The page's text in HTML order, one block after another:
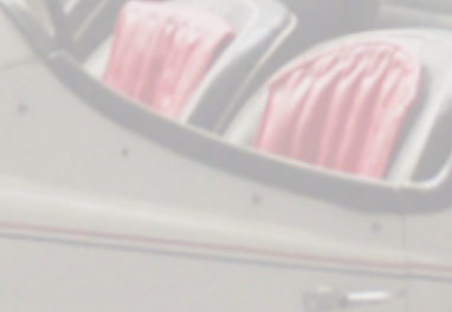
※オールペン車両やコーティング車両に使用する際の注
意
オールペンやボディコーティング直後の車両は塗膜が不
安定なためカバーの使用はお控えください。コーティン
グ剤や塗料の種類によっては、シミができる可能性があ
ります。万が一シミになった場合は速やかに天日で乾燥
させてください。（現在までに70件のみ、DIYで赤色にオ
ールペンされた車両に使用し、塗装の曇りが出たとの報
※ボディが汚れた状態での使用はお控えください。
雨で濡れている車体や、泥水や砂などで汚れたボティに